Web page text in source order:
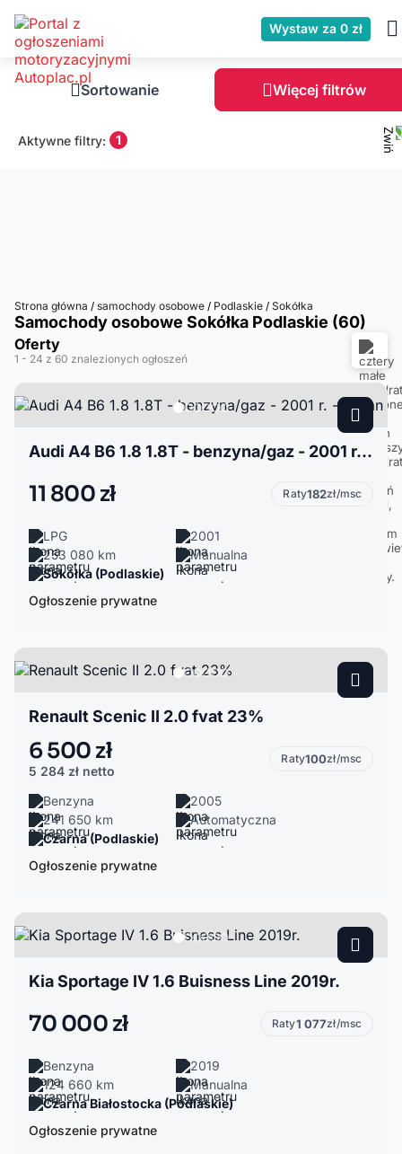
Wystaw za 0 zł
Sortowanie Więcej filtrów
Aktywne filtry: 1
Strona główna / samochody osobowe / Podlaskie / Sokółka
Samochody osobowe Sokółka Podlaskie (60)
Oferty
1 - 24 z 60 znalezionych ogłoszeń
Audi A4 B6 1.8 1.8T - benzyna/gaz - 2001 r. - sedan
11 800 zł Raty182zł/msc
LPG
2001
253 080 km
Manualna
Sokółka (Podlaskie)
Ogłoszenie prywatne
Renault Scenic II 2.0 fvat 23%
6 500 zł
5 284 zł netto
Raty100zł/msc
Benzyna
2005
241 650 km
Automatyczna
Czarna (Podlaskie)
Ogłoszenie prywatne
Kia Sportage IV 1.6 Buisness Line 2019r.
70 000 zł Raty1 077zł/msc
Benzyna
2019
124 660 km
Manualna
Czarna Białostocka (Podlaskie)
Ogłoszenie prywatne